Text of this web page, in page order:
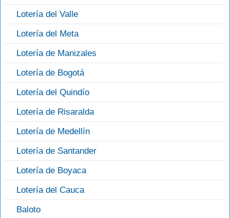
Lotería del Valle
Lotería del Meta
Lotería de Manizales
Lotería de Bogotá
Lotería del Quindío
Lotería de Risaralda
Lotería de Medellín
Lotería de Santander
Lotería de Boyaca
Lotería del Cauca
Baloto